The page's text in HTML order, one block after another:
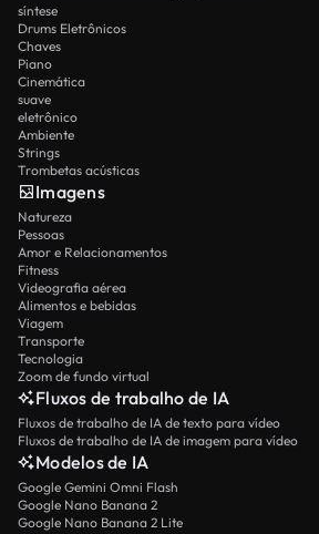
síntese
Drums Eletrônicos
Chaves
Piano
Cinemática
suave
eletrônico
Ambiente
Strings
Trombetas acústicas
Imagens
Natureza
Pessoas
Amor e Relacionamentos
Fitness
Videografia aérea
Alimentos e bebidas
Viagem
Transporte
Tecnologia
Zoom de fundo virtual
Fluxos de trabalho de IA
Fluxos de trabalho de IA de texto para vídeo
Fluxos de trabalho de IA de imagem para vídeo
Modelos de IA
Google Gemini Omni Flash
Google Nano Banana 2
Google Nano Banana 2 Lite